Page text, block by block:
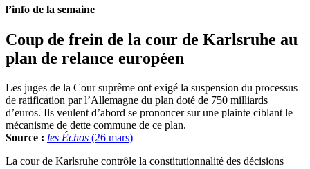
l’info de la semaine
Coup de frein de la cour de Karlsruhe au
plan de relance européen
Les juges de la Cour suprême ont exigé la suspension du processus
de ratification par l’Allemagne du plan doté de 750 milliards
d’euros. Ils veulent d’abord se prononcer sur une plainte ciblant le
mécanisme de dette commune de ce plan.
Source : les Échos (26 mars)
La cour de Karlsruhe contrôle la constitutionnalité des décisions